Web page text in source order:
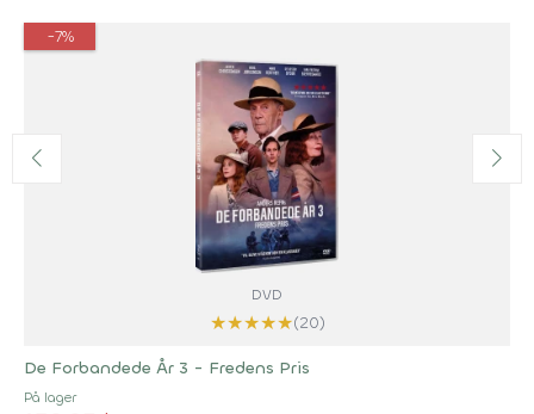
-7%
DVD
★★★★★(20)
De Forbandede År 3 - Fredens Pris
På lager